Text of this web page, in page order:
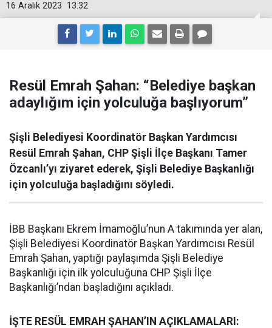
13:32
16 Aralık 2023
Resül Emrah Şahan: “Belediye başkan
adaylığım için yolculuğa başlıyorum”
Şişli Belediyesi Koordinatör Başkan Yardımcısı
Resül Emrah Şahan, CHP Şişli İlçe Başkanı Tamer
Özcanlı’yı ziyaret ederek, Şişli Belediye Başkanlığı
için yolculuğa başladığını söyledi.
İBB Başkanı Ekrem İmamoğlu’nun A takımında yer alan,
Şişli Belediyesi Koordinatör Başkan Yardımcısı Resül
Emrah Şahan, yaptığı paylaşımda Şişli Belediye
Başkanlığı için ilk yolculuğuna CHP Şişli İlçe
Başkanlığı’ndan başladığını açıkladı.
İŞTE RESÜL EMRAH ŞAHAN’IN AÇIKLAMALARI: